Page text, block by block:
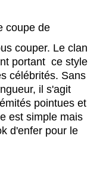
coupe de
couper. Le clan
portant ce style
célébrités. Sans
il s'agit
pointues et
est simple mais
d'enfer pour le